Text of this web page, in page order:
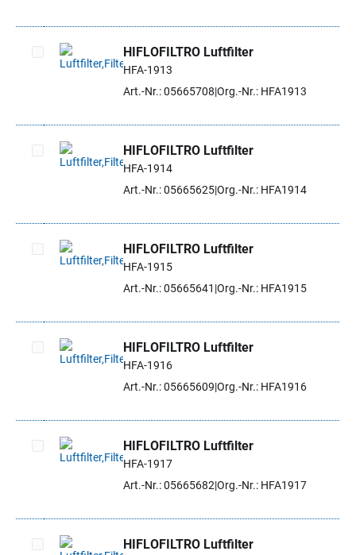
Artikel auswählen
HIFLOFILTRO Luftfilter
HFA-1913
Art.-Nr.: 05665708 Org.-Nr.: HFA1913
Artikel auswählen
HIFLOFILTRO Luftfilter
HFA-1914
Art.-Nr.: 05665625Org.-Nr.: HFA1914
Artikel auswählen
HIFLOFILTRO Luftfilter
HFA-1915
Art.-Nr.: 05665641 Org.-Nr.: HFA1915
Artikel auswählen
HIFLOFILTRO Luftfilter
HFA-1916
Art.-Nr.: 05665609 Org.-Nr.: HFA1916
Artikel auswählen
HIFLOFILTRO Luftfilter
HFA-1917
Art.-Nr.: 05665682 Org.-Nr.: HFA1917
HIFLOFILTRO Luftfilter